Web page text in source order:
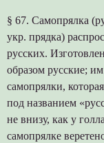
§ 67. Самопрялка
укр. прядка)
русских.
образом русские;
самопрялки,
под названием
не внизу, как у
самопрялке